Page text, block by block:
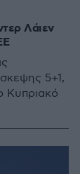
Λάιεν
5+1,
Κυπριακό